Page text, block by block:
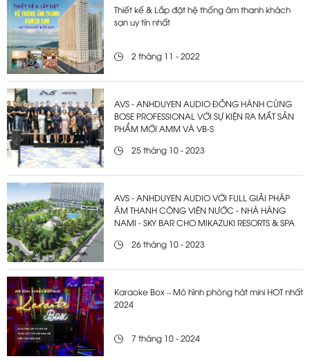
Thiết kế & Lắp đặt hệ thống âm thanh khách
sạn uy tín nhất
2 tháng 11 - 2022
AVS - ANHDUYEN AUDIO ĐỒNG HÀNH CÙNG
BOSE PROFESSIONAL VỚI SỰ KIỆN RA MẮT SẢN
PHẨM MỚI AMM VÀ VB-S
25 tháng 10 - 2023
AVS - ANHDUYEN AUDIO VỚI FULL GIẢI PHÁP
ÂM THANH CÔNG VIÊN NƯỚC - NHÀ HÀNG
NAMI - SKY BAR CHO MIKAZUKI RESORTS & SPA
26 tháng 10 - 2023
Karaoke Box – Mô hình phòng hát mini HOT nhất
2024
7 tháng 10 - 2024